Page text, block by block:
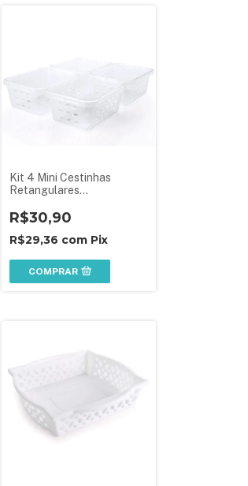
Kit 4 Mini Cestinhas
Retangulares
R$30,90
R$29,36 com Pix
COMPRAR